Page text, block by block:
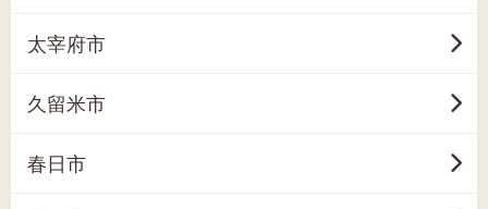
太宰府市
久留米市
春日市